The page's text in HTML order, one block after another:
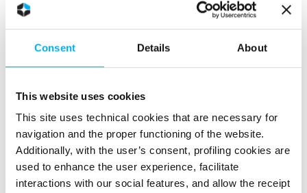
Consent Details About
This website uses cookies
This site uses technical cookies that are necessary for
navigation and the proper functioning of the website.
Additionally, with the user’s consent, profiling cookies are
used to enhance the user experience, facilitate
interactions with our social features, and allow the receipt
May 23, 2024
Certego è Silver Sponsor di Modena Pride 2024